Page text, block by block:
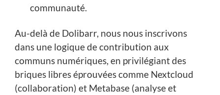
communauté.
Au-delà de Dolibarr, nous nous inscrivons
dans une logique de contribution aux
communs numériques, en privilégiant des
briques libres éprouvées comme Nextcloud
(collaboration) et Metabase (analyse et